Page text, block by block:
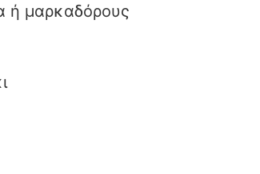
ή μαρκαδόρους